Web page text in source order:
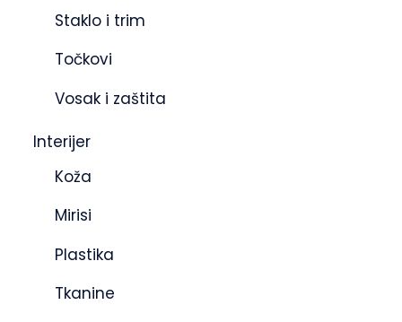
Staklo i trim
Točkovi
Vosak i zaštita
Interijer
Koža
Mirisi
Plastika
Tkanine